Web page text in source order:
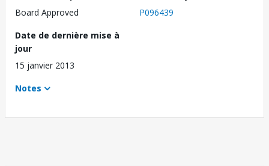
Board Approved
P096439
Date de dernière mise à
jour
15 janvier 2013
Notes